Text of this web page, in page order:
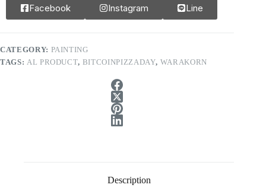
Facebook Instagram Line
CATEGORY: PAINTING
TAGS: AL PRODUCT, BITCOINPIZZADAY, WARAKORN
Description